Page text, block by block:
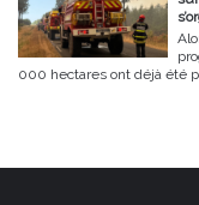
000 hectares ont déjà été